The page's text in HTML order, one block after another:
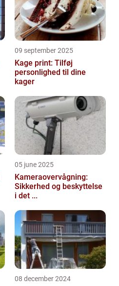
09 september 2025
Kage print: Tilføj
personlighed til dine
kager
05 june 2025
Kameraovervågning:
Sikkerhed og beskyttelse
i det ...
08 december 2024